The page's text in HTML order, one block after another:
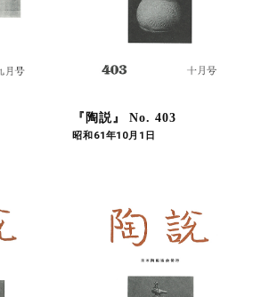
『陶説』 No. 403
昭和61年10月1日